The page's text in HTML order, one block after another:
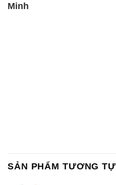
Minh
SẢN PHẨM TƯƠNG TỰ